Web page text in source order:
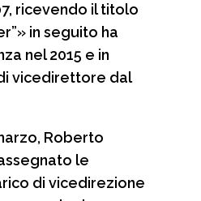
ricevendo il titolo
in seguito ha
nel 2015 e in
vicedirettore dal
Roberto
le
di vicedirezione